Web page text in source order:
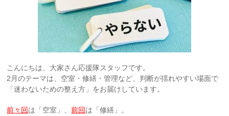
こんにちは、大家さん応援隊スタッフです。
2月のテーマは、空室・修繕・管理など、判断が揺れやすい場面で
「迷わないための整え方」をお届けしています。
前々回は「空室」、前回は「修繕」。